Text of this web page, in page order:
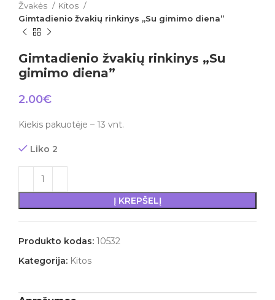
Žvakės
Kitos
Gimtadienio žvakių rinkinys „Su gimimo diena”
Gimtadienio žvakių rinkinys „Su
gimimo diena”
2.00€
Kiekis pakuotėje – 13 vnt.
Liko 2
Į KREPŠELĮ
Produkto kodas: 10532
Kategorija: Kitos